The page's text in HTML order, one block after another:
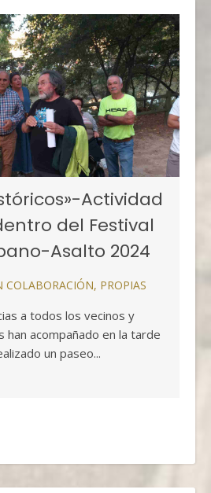
Actividad
del Festival
Asalto 2024
COLABORACIÓN, PROPIAS
a todos los vecinos y
han acompañado en la tarde
un paseo...